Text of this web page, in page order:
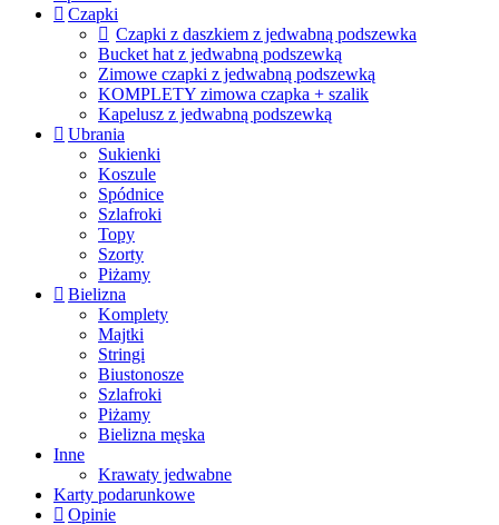
Czapki
Czapki z daszkiem z jedwabną podszewka
Bucket hat z jedwabną podszewką
Zimowe czapki z jedwabną podszewką
KOMPLETY zimowa czapka + szalik
Kapelusz z jedwabną podszewką
Ubrania
Sukienki
Koszule
Spódnice
Szlafroki
Topy
Szorty
Piżamy
Bielizna
Komplety
Majtki
Stringi
Biustonosze
Szlafroki
Piżamy
Bielizna męska
Inne
Krawaty jedwabne
Karty podarunkowe
Opinie